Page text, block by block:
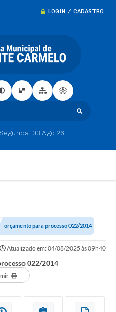
LOGIN / CADASTRO
Segunda 03 Ago 26
orçamento para processo 022/2014
Atualizado em: 04/08/2025 às 09h40
022/2014